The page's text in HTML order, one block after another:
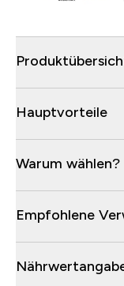
Hauptvorteile
Warum wählen?
Empfohlene